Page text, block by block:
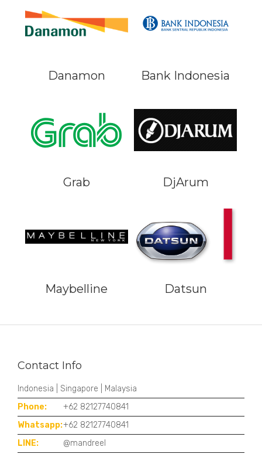
Danamon Bank Indonesia
Grab DjArum
Maybelline Datsun
Contact Info
Indonesia | Singapore | Malaysia
Phone:
+62 82127740841
Whatsapp:+62 82127740841
LINE:
@mandreel